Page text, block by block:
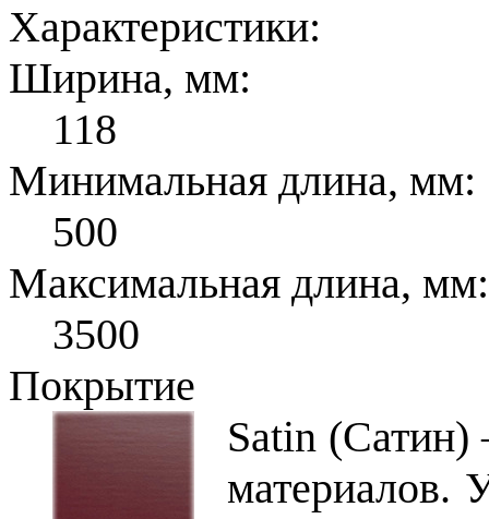
Характеристики:
Ширина, мм:
118
Минимальная длина, мм:
500
Максимальная длина, мм:
3500
Покрытие
Satin (Сатин)
материалов.